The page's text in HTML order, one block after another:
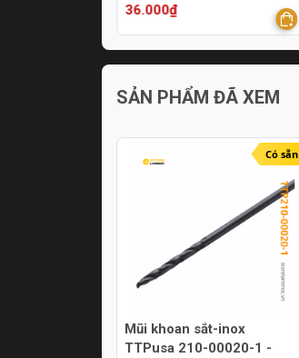
36.000₫
SẢN PHẨM ĐÃ XEM
Có sẵn
Mũi khoan sắt-inox
TTPusa 210-00020-1 -